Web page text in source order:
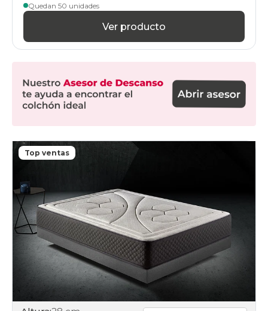
105x200cm
colchones
105x210cm-
especial
especial
colchones
110x180cm-
especial
colchones
120x180cm
colchones
120x190cm
colchones
120x200cm
colchones
120x210cm-
especial
120x220cm-
Quedan 50 unidades
Ver producto
Top ventas